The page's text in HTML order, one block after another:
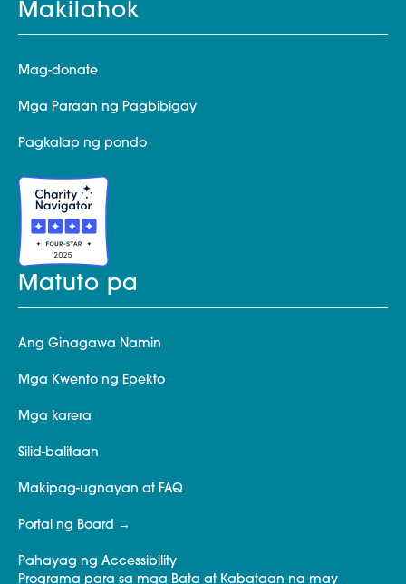
Makilahok
Mag-donate
Mga Paraan ng Pagbibigay
Pagkalap ng pondo
Matuto pa
Ang Ginagawa Namin
Mga Kwento ng Epekto
Mga karera
Silid-balitaan
Makipag-ugnayan at FAQ
Portal ng Board
Pahayag ng Accessibility
Programa para sa mga Bata at Kabataan na may